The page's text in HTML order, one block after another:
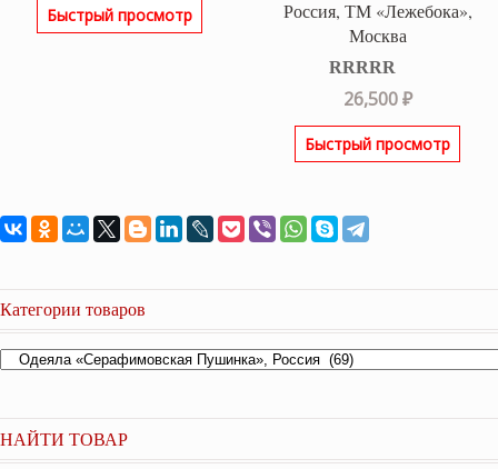
Быстрый просмотр
Россия, ТМ «Лежебока»,
Москва
Оценка5.00
из 5
26,500₽
Быстрый просмотр
Категории товаров
НАЙТИ ТОВАР